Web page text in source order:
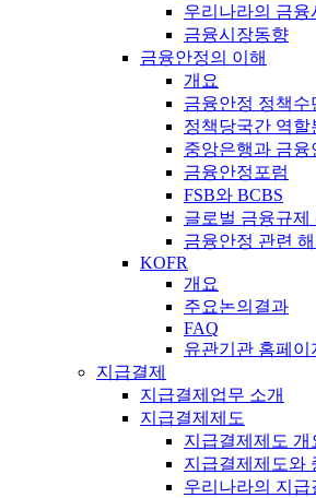
우리나라의 금융
금융시장동향
금융안정의 이해
개요
금융안정 정책수
정책당국간 역할
중앙은행과 금융
금융안정포럼
FSB와 BCBS
글로벌 금융규제
금융안정 관련
KOFR
개요
주요논의결과
FAQ
유관기관 홈페이
지급결제
지급결제업무 소개
지급결제제도
지급결제제도 개
지급결제제도와
우리나라의 지급